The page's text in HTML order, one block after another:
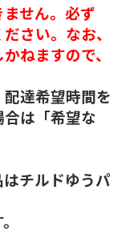
せん。必ず
さい。なお、
ねますので、
達希望時間を
は「希望な
チルドゆうパ